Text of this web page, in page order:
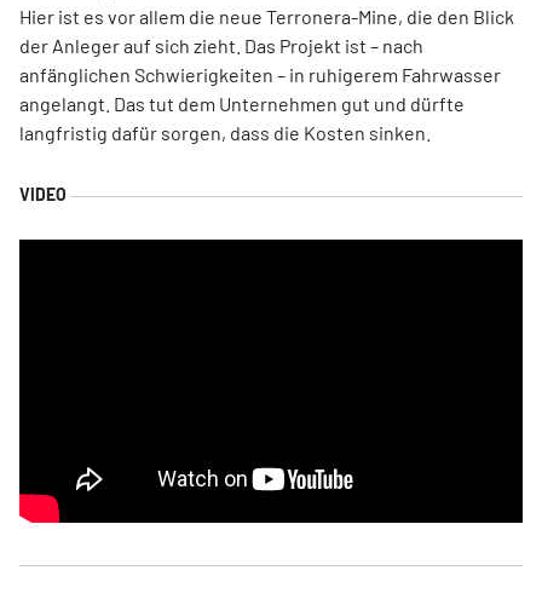
Hier ist es vor allem die neue Terronera-Mine, die den Blick
der Anleger auf sich zieht. Das Projekt ist – nach
anfänglichen Schwierigkeiten – in ruhigerem Fahrwasser
angelangt. Das tut dem Unternehmen gut und dürfte
langfristig dafür sorgen, dass die Kosten sinken.